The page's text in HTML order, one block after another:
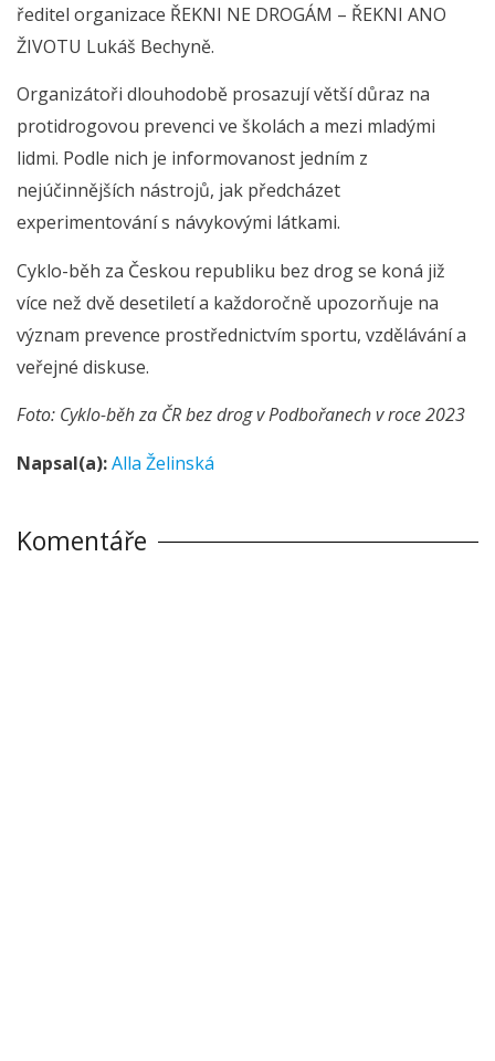
ředitel organizace ŘEKNI NE DROGÁM – ŘEKNI ANO
ŽIVOTU Lukáš Bechyně.
Organizátoři dlouhodobě prosazují větší důraz na
protidrogovou prevenci ve školách a mezi mladými
lidmi. Podle nich je informovanost jedním z
nejúčinnějších nástrojů, jak předcházet
experimentování s návykovými látkami.
Cyklo-běh za Českou republiku bez drog se koná již
více než dvě desetiletí a každoročně upozorňuje na
význam prevence prostřednictvím sportu, vzdělávání a
veřejné diskuse.
Foto: Cyklo-běh za ČR bez drog v Podbořanech v roce 2023
Napsal(a):Alla Želinská
Komentáře